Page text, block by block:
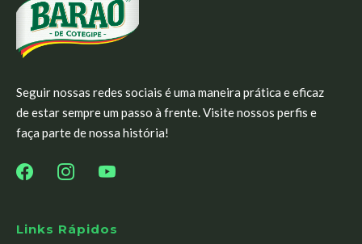
Seguir nossas redes sociais é uma maneira prática e eficaz
de estar sempre um passo à frente. Visite nossos perfis e
faça parte de nossa história!
Links Rápidos